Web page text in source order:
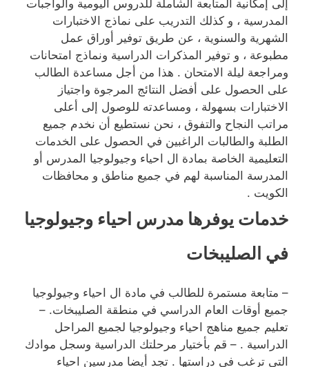
إلى إمكانية المتابعة الشاملة للدروس اليومية والواجبات
المدرسية ، و كذلك التدريب على نماذج الاختبارات
الشهرية والسنوية ، عن طريق توفير أوراق عمل
مطبوعة ، و توفير المذكرات الدراسية ونماذج امتحانات
ومراجعة ليلة الامتحان . هذا من أجل مساعدة الطالب
على الحصول على أفضل النتائج المرجوة واجتياز
الاختبارات بسهولة ، ومساعدته للوصول إلى أعلى
مراتب النجاح والتفوق ، نحن نستطيع أن نخدم جميع
الطلبة والطالبات الراغبين في الحصول على الخدمات
التعليمية الخاصة بمادة ال احياء وجيولوجيا المدرس أو
المدرسة المناسبة لهم في جميع مناطق و محافظات
الكويت .
خدمات يوفرها مدرس احياء وجيولوجيا
في الصليبخات
– متابعة مستمرة للطالب في مادة ال احياء وجيولوجيا
جميع أوقات العام الدراسي في منطقة الصليبخات. –
تعليم جميع مناهج احياء وجيولوجيا لجميع المراحل
الدراسية . – قم بأختيار مرحلتك الدراسية وسجل موادك
التي ترغب في دراستها . تجد أيضا مدرسين احياء